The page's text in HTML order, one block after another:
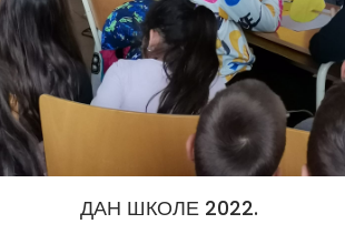
ДАН ШКОЛЕ 2022.